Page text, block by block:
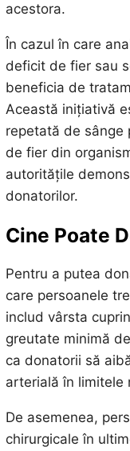
acestora.
În cazul în care
deficit de fier sau
beneficia de
Această inițiativă
repetată de sânge
de fier din
autoritățile
donatorilor.
Cine Poate
Pentru a putea
care persoanele
includ vârsta
greutate minimă
ca donatorii să
arterială în limitele
De asemenea,
chirurgicale în